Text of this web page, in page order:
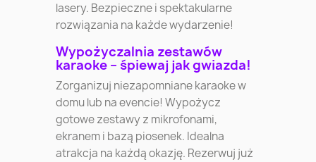
lasery. Bezpieczne i spektakularne
rozwiązania na każde wydarzenie!
Wypożyczalnia zestawów
karaoke – śpiewaj jak gwiazda!
Zorganizuj niezapomniane karaoke w
domu lub na evencie! Wypożycz
gotowe zestawy z mikrofonami,
ekranem i bazą piosenek. Idealna
atrakcja na każdą okazję. Rezerwuj już